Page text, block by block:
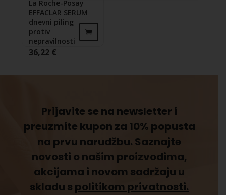
La Roche-Posay
EFFACLAR SERUM
dnevni piling
protiv
nepravilnosti
36,22 €
Prijavite se na newsletter i
preuzmite kupon za 10% popusta
na prvu narudžbu. Saznajte
novosti o našim proizvodima,
akcijama i novom sadržaju u
skladu s politikom privatnosti.